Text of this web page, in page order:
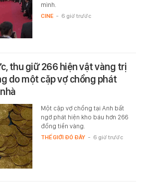
mình.
CINE - 6 giờ trước
thu giữ 266 hiện vật vàng trị
do một cặp vợ chồng phát
Một cặp vợ chồng tại Anh bất
ngờ phát hiện kho báu hơn 266
đồng tiền vàng.
THẾ GIỚI ĐÓ ĐÂY - 6 giờ trước